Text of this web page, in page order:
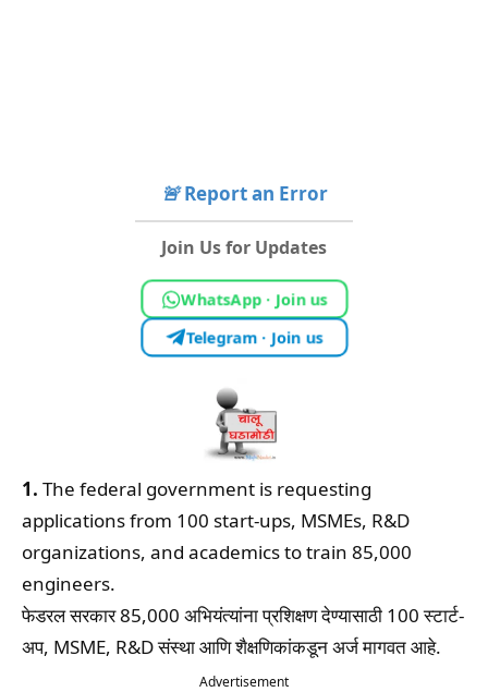
🚨Report an Error
Join Us for Updates
WhatsApp · Join us
Telegram · Join us
1. The federal government is requesting
applications from 100 start-ups, MSMEs, R&D
organizations, and academics to train 85,000
engineers.
फेडरल सरकार 85,000 अभियंत्यांना प्रशिक्षण देण्यासाठी 100 स्टार्ट-
अप, MSME, R&D संस्था आणि शैक्षणिकांकडून अर्ज मागवत आहे.
Advertisement